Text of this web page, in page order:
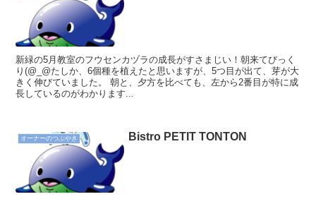
新緑の5月教室のフウセンカヅラの成長がすさまじい！朝来てびっく
り(@_@たしか、6個種を植えたと思いますが、5つ目が出て、芽が大
きく伸びていました。 朝と、夕方を比べても、左から2番目が特に成
長しているのがわかります...
オーナーのつぶやき Bistro PETIT TONTON